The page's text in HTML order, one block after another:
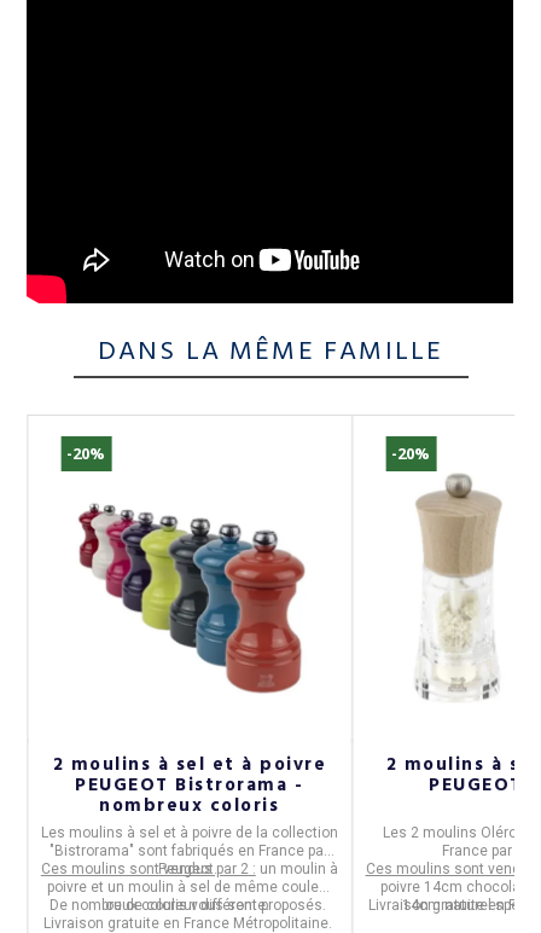
DANS LA MÊME FAMILLE
-20%
2 moulins à sel et à poivre
PEUGEOT Bistrorama -
nombreux coloris
Les moulins à sel et à poivre de la collection
" Bistrorama" sont fabriqués en France par
Peugeot.
Ces moulins sont vendus par 2 : un moulin à
poivre et un moulin à sel de même couleur
ou de couleur différente.
De nombreux coloris vous sont proposés.
Livraison gratuite en France Métropolitaine.
-20%
2 moulins à
PEUGEOT
Les 2 moulins Oléron
Francepar
Ces moulins sont vendus
poivre 14cm chocolat
14cm naturel
Livraison gratuite en